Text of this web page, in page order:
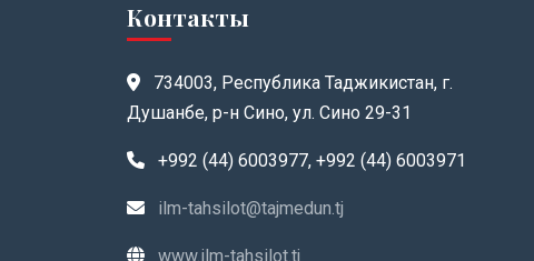
Контакты
734003, Республика Таджикистан, г.
Душанбе, р-н Сино, ул. Сино 29-31
+992 (44) 6003977, +992 (44) 6003971
ilm-tahsilot@tajmedun.tj
www.ilm-tahsilot.tj